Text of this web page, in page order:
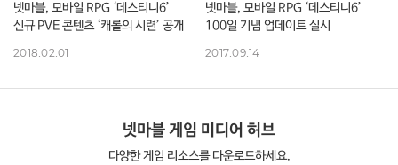
2018.02.01
넷마블, 모바일 RPG ‘데스티니6’
신규 PVE 콘텐츠 ‘캐롤의 시련’ 공개
2017.09.14
넷마블, 모바일 RPG ‘데스티니6’
100일 기념 업데이트 실시
넷마블 게임 미디어 허브
다양한 게임 리소스를 다운로드하세요.